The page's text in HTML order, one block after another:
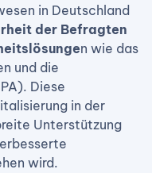
in Deutschland
der Befragten
n wie das
und die
Diese
in der
Unterstützung
wird.